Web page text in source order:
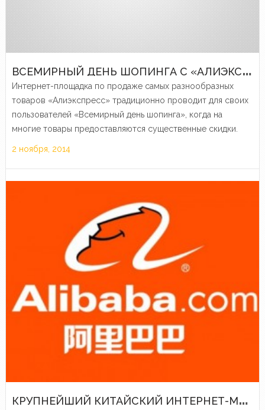
В
СЕМИРНЫЙ ДЕНЬ ШОПИНГА С «АЛИЭКСПРЕСС»
Интернет-площадка по продаже самых разнообразных
товаров «Алиэкспресс» традиционно проводит для своих
пользователей «Всемирный день шопинга», когда на
многие товары предоставляются существенные скидки.
2 ноября, 2014
К
РУПНЕЙШИЙ КИТАЙСКИЙ ИНТЕРНЕТ-МАГАЗИН ПРИХОДИТ В РОССИЮ